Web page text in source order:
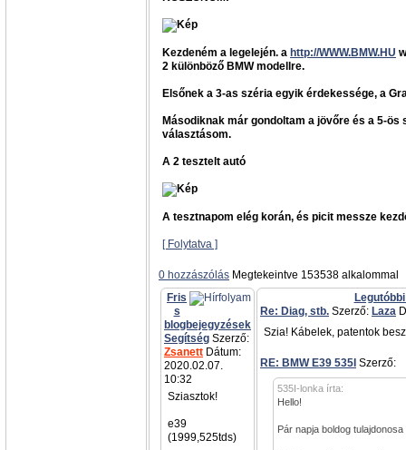
Kezdeném a legelején. a http://WWW.BMW.HU
2 különböző BMW modellre.
Elsőnek a 3-as széria egyik érdekessége, a
Másodiknak már gondoltam a jövőre és a 5-
választásom.
A 2 tesztelt autó
A tesztnapom elég korán, és picit messze
[ Folytatva ]
0 hozzászólás Megtekeintve 153538 alkalommal
Fris
s
blogbejegyzések
Segítség Szerző:
Zsanett Dátum:
2020.02.07.
10:32
Sziasztok!
e39
(1999,525tds)
Re: Diag, stb. Szerző: Laza
Szia! Kábelek, patentok
RE: BMW E39 535I Szerző:
535I-lonka írta:
Hello!
Pár napja boldog